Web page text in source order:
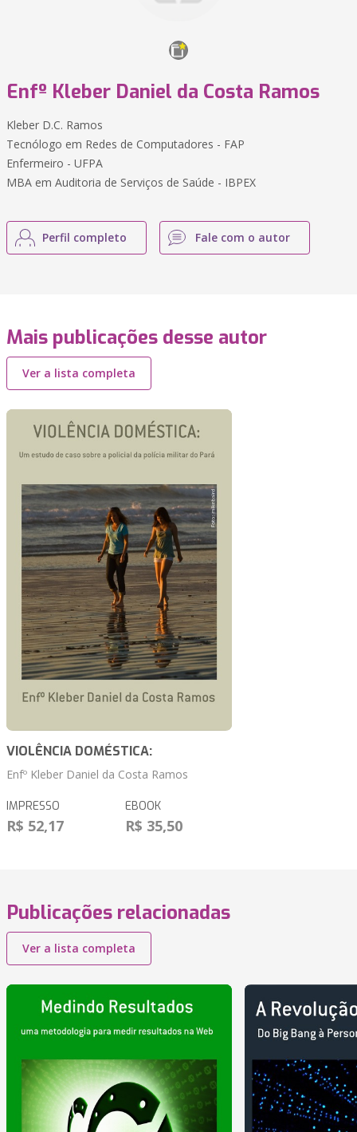
Enfº Kleber Daniel da Costa Ramos
Kleber D.C. Ramos
Tecnólogo em Redes de Computadores - FAP
Enfermeiro - UFPA
MBA em Auditoria de Serviços de Saúde - IBPEX
Perfil completo Fale com o autor
Mais publicações desse autor
Ver a lista completa
VIOLÊNCIA DOMÉSTICA:
Enfº Kleber Daniel da Costa Ramos
IMPRESSO
R$ 52,17
EBOOK
R$ 35,50
Publicações relacionadas
Ver a lista completa